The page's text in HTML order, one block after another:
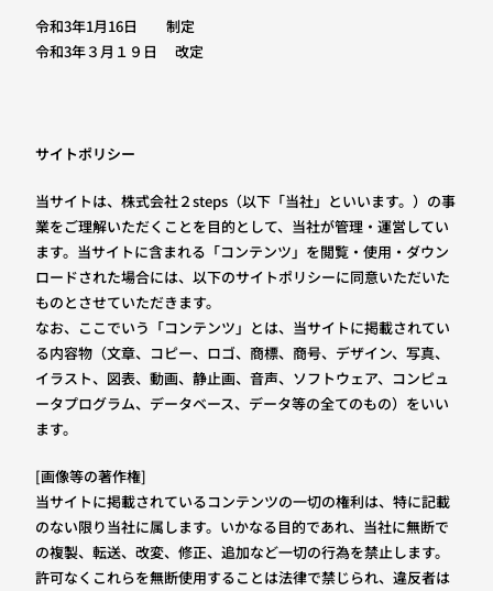
令和3年1月16日 制定
令和3年３月１９日 改定
サイトポリシー
当サイトは、株式会社２steps（以下「当社」といいます。）の事
業をご理解いただくことを目的として、当社が管理・運営してい
ます。当サイトに含まれる「コンテンツ」を閲覧・使用・ダウン
ロードされた場合には、以下のサイトポリシーに同意いただいた
ものとさせていただきます。
なお、ここでいう「コンテンツ」とは、当サイトに掲載されてい
る内容物（文章、コピー、ロゴ、商標、商号、デザイン、写真、
イラスト、図表、動画、静止画、音声、ソフトウェア、コンピュ
ータプログラム、データベース、データ等の全てのもの）をいい
ます。
[画像等の著作権]
当サイトに掲載されているコンテンツの一切の権利は、特に記載
のない限り当社に属します。いかなる目的であれ、当社に無断で
の複製、転送、改変、修正、追加など一切の行為を禁止します。
許可なくこれらを無断使用することは法律で禁じられ、違反者は